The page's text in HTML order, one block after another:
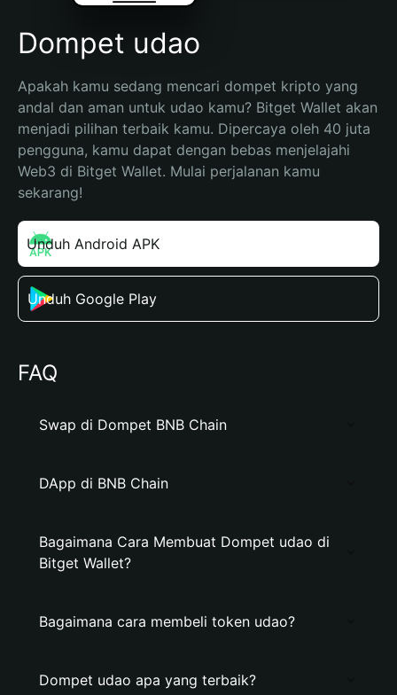
Dompet udao
Apakah kamu sedang mencari dompet kripto yang
andal dan aman untuk udao kamu? Bitget Wallet akan
menjadi pilihan terbaik kamu. Dipercaya oleh 40 juta
pengguna, kamu dapat dengan bebas menjelajahi
Web3 di Bitget Wallet. Mulai perjalanan kamu
sekarang!
Unduh Android APK
Unduh Google Play
FAQ
Swap di Dompet BNB Chain
DApp di BNB Chain
Bagaimana Cara Membuat Dompet udao di
Bitget Wallet?
Bagaimana cara membeli token udao?
Dompet udao apa yang terbaik?